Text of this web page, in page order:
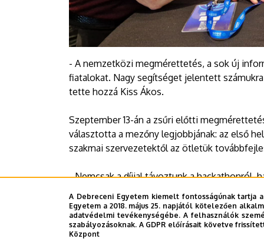
- A nemzetközi megmérettetés, a sok új
fiatalokat. Nagy segítséget jelentett
tette hozzá Kiss Ákos.
Szeptember 13-án a zsűri előtti
választotta a mezőny legjobbjának: az első
szakmai szervezetektől az ötletük
- Nemcsak a díjjal távoztunk a hackathonról,
innováció az egészségügyben valóban
győztes csapat vezetője.
Sajtóközpont
A Debreceni Egyetem kiemelt fontosságúnak
Egyetem a 2018. május 25. napjától kötelezően
adatvédelmi tevékenységébe. A felhasználók
szabályozásoknak. A GDPR előírásait követve
Központ